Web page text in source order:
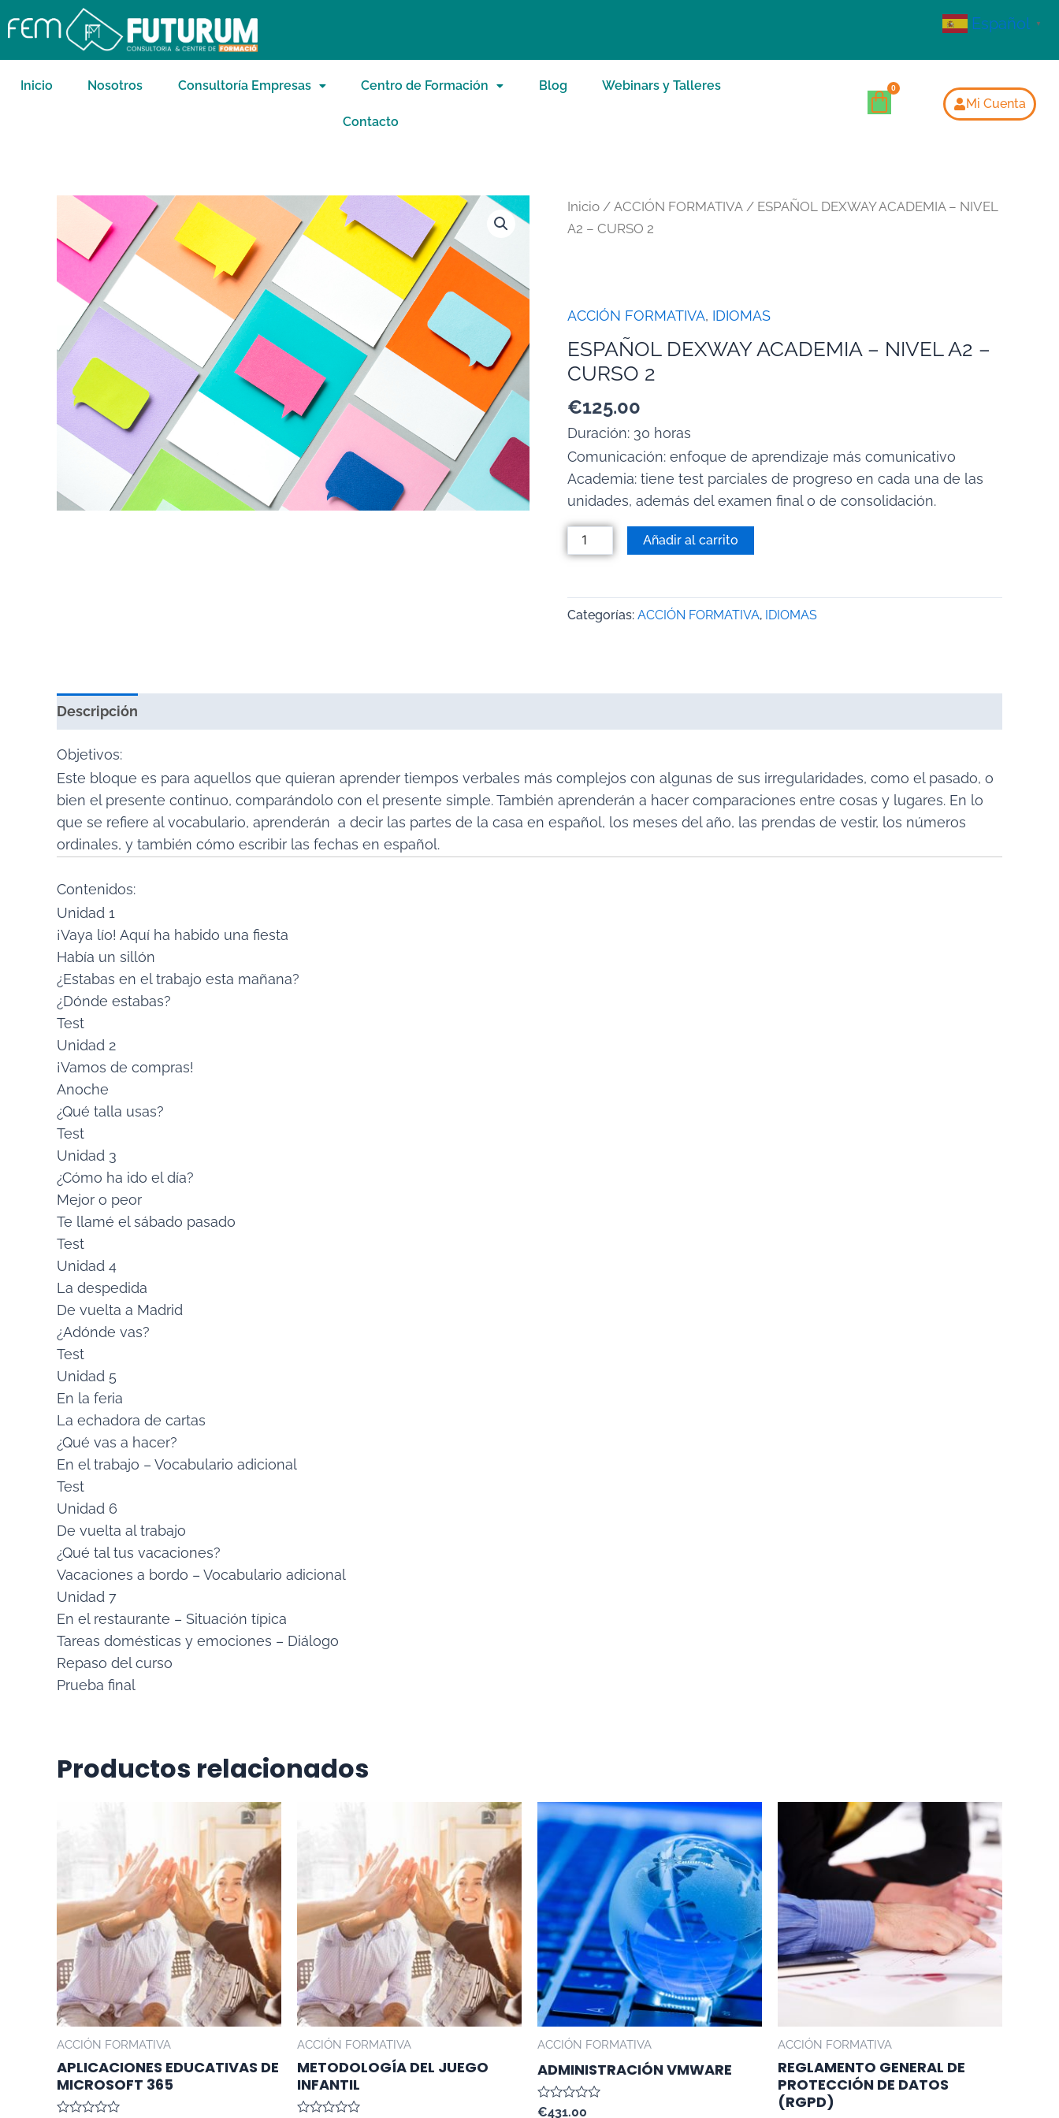
Inicio Nosotros Consultoría Empresas Centro de Formación Blog Webinars y Talleres
Contacto
Mi Cuenta
Inicio / ACCIÓN FORMATIVA / ESPAÑOL DEXWAY ACADEMIA – NIVEL
A2 – CURSO 2
ACCIÓN FORMATIVA, IDIOMAS
ESPAÑOL DEXWAY ACADEMIA – NIVEL A2 –
CURSO 2
€125.00
Duración: 30 horas
Comunicación: enfoque de aprendizaje más comunicativo
Academia: tiene test parciales de progreso en cada una de las
unidades, además del examen final o de consolidación.
Añadir al carrito
Categorías: ACCIÓN FORMATIVA, IDIOMAS
Descripción
Objetivos:
Este bloque es para aquellos que quieran aprender tiempos verbales más complejos con algunas de sus irregularidades, como el pasado, o
bien el presente continuo, comparándolo con el presente simple. También aprenderán a hacer comparaciones entre cosas y lugares. En lo
que se refiere al vocabulario, aprenderán a decir las partes de la casa en español, los meses del año, las prendas de vestir, los números
ordinales, y también cómo escribir las fechas en español.
Contenidos:
Unidad 1
¡Vaya lío! Aquí ha habido una fiesta
Había un sillón
¿Estabas en el trabajo esta mañana?
¿Dónde estabas?
Test
Unidad 2
¡Vamos de compras!
Anoche
¿Qué talla usas?
Test
Unidad 3
¿Cómo ha ido el día?
Mejor o peor
Te llamé el sábado pasado
Test
Unidad 4
La despedida
De vuelta a Madrid
¿Adónde vas?
Test
Unidad 5
En la feria
La echadora de cartas
¿Qué vas a hacer?
En el trabajo – Vocabulario adicional
Test
Unidad 6
De vuelta al trabajo
¿Qué tal tus vacaciones?
Vacaciones a bordo – Vocabulario adicional
Unidad 7
En el restaurante – Situación típica
Tareas domésticas y emociones – Diálogo
Repaso del curso
Prueba final
Productos relacionados
ACCIÓN FORMATIVA
APLICACIONES EDUCATIVAS DE
MICROSOFT 365
ACCIÓN FORMATIVA
METODOLOGÍA DEL JUEGO
INFANTIL
ACCIÓN FORMATIVA
ADMINISTRACIÓN VMWARE
Valorado
€431.00
ACCIÓN FORMATIVA
REGLAMENTO GENERAL DE
PROTECCIÓN DE DATOS
(RGPD)
Español ▼